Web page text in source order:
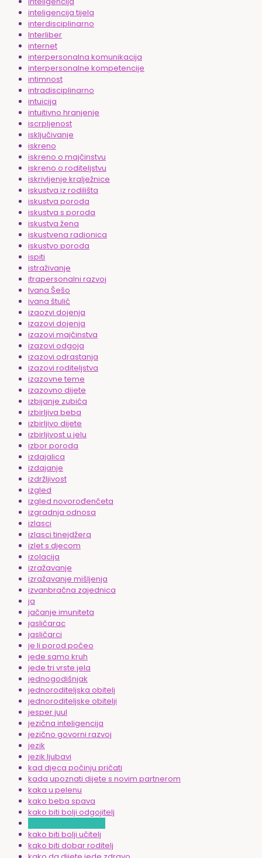
inteligencija tijela
interdisciplinarno
Interliber
internet
interpersonalna komunikacija
interpersonalne kompetencije
intimnost
intradisciplinarno
intuicija
intuitivno hranjenje
iscrpljenost
isključivanje
iskreno
iskreno o majčinstvu
iskreno o roditeljstvu
iskrivljenje kralježnice
iskustva iz rodilišta
iskustva poroda
iskustva s poroda
iskustva žena
iskustvena radionica
iskustvo poroda
ispiti
istraživanje
itrapersonalni razvoj
Ivana Šešo
ivana štulić
izaozvi dojenja
izazovi dojenja
izazovi majčinstva
izazovi odgoja
izazovi odrastanja
izazovi roditeljstva
izazovne teme
izazovno dijete
izbijanje zubića
izbirljiva beba
izbirljivo dijete
izbirljivost u jelu
izbor poroda
izdajalica
izdajanje
izdržljivost
izgled
izgled novorođenčeta
izgradnja odnosa
izlasci
izlasci tinejdžera
izlet s djecom
izolacija
izražavanje
izražavanje mišljenja
izvanbračna zajednica
ja
jačanje imuniteta
jasličarac
jasličarci
je li porod počeo
jede samo kruh
jede tri vrste jela
jednogodišnjak
jednoroditeljska obitelj
jednoroditeljske obitelji
jesper juul
jezična inteligencija
jezično govorni razvoj
jezik
jezik ljubavi
kad djeca počinju pričati
kada upoznati dijete s novim partnerom
kaka u pelenu
kako beba spava
kako biti bolji odgojitelj
kako biti bolji učitelj
kako biti dobar roditelj